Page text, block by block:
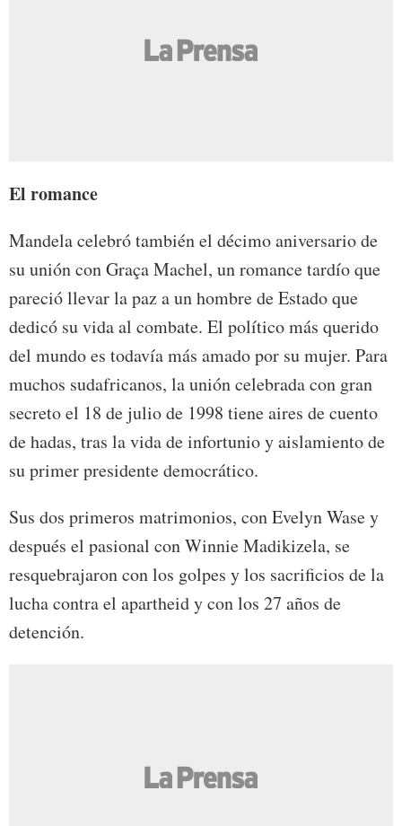
El romance
Mandela celebró también el décimo aniversario de
su unión con Graça Machel, un romance tardío que
pareció llevar la paz a un hombre de Estado que
dedicó su vida al combate. El político más querido
del mundo es todavía más amado por su mujer. Para
muchos sudafricanos, la unión celebrada con gran
secreto el 18 de julio de 1998 tiene aires de cuento
de hadas, tras la vida de infortunio y aislamiento de
su primer presidente democrático.
Sus dos primeros matrimonios, con Evelyn Wase y
después el pasional con Winnie Madikizela, se
resquebrajaron con los golpes y los sacrificios de la
lucha contra el apartheid y con los 27 años de
detención.